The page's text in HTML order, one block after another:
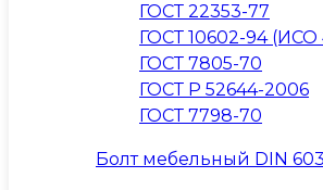
ГОСТ 22353-77
ГОСТ 10602-94 (ИСО
ГОСТ 7805-70
ГОСТ Р 52644-2006
ГОСТ 7798-70
Болт мебельный DIN